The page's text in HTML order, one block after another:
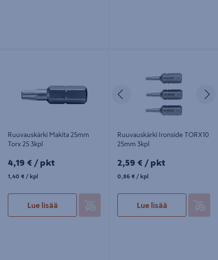
Ruuvauskärki Makita 25mm
Torx 25 3kpl
4,19€/pkt
4,19 € / pkt
1,40€/kpl
1,40 € / kpl
Lue lisää
Ruuvauskärki Ironside TORX10
25mm 3kpl
2,59€/pkt
2,59 € / pkt
0,86€/kpl
0,86 € / kpl
Lue lisää